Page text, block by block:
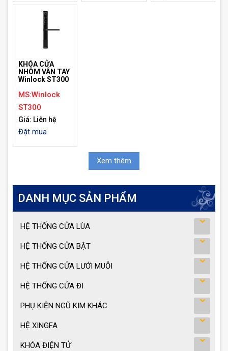
KHÓA CỬA
NHÔM VÂN TAY
Winlock ST300
MS:Winlock
ST300
Giá: Liên hệ
Đặt mua
Xem thêm
DANH MỤC SẢN PHẨM
HỆ THỐNG CỬA LÙA
HỆ THỐNG CỬA BẬT
HỆ THỐNG CỬA LƯỚI MUỖI
HỆ THỐNG CỬA ĐI
PHỤ KIỆN NGŨ KIM KHÁC
HỆ XINGFA
KHÓA ĐIỆN TỬ